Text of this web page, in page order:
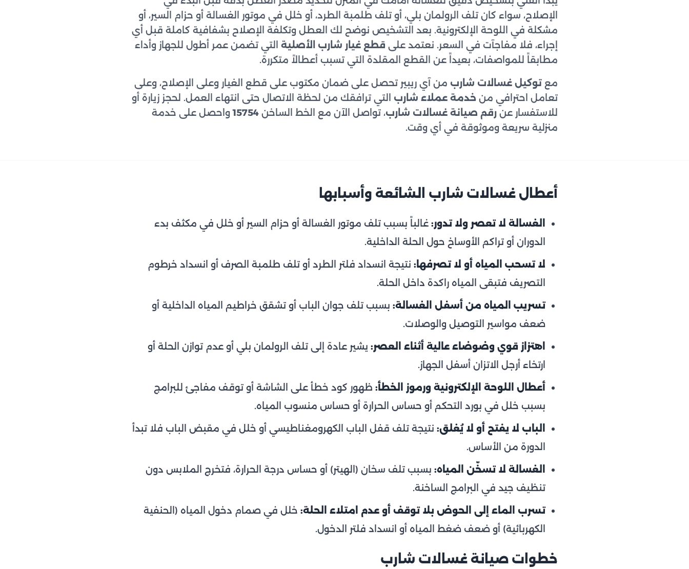
الإصلاح، سواء كان تلف الرولمان بلي، أو تلف طلمبة الطرد، أو خلل في موتور الغسالة أو حزام السير، أو
مشكلة في اللوحة الإلكترونية. بعد التشخيص نوضح لك العطل وتكلفة الإصلاح بشفافية كاملة قبل أي
إجراء، فلا مفاجآت في السعر. نعتمد على قطع غيار شارب الأصلية التي تضمن عمر أطول للجهاز وأداء
مطابقاً للمواصفات، بعيداً عن القطع المقلدة التي تسبب أعطالاً متكررة.
مع توكيل غسالات شارب من آي ريبير تحصل على ضمان مكتوب على قطع الغيار وعلى الإصلاح، وعلى
تعامل احترافي من خدمة عملاء شارب التي ترافقك من لحظة الاتصال حتى انتهاء العمل. لحجز زيارة أو
للاستفسار عن رقم صيانة غسالات شارب، تواصل الآن مع الخط الساخن 15754واحصل على خدمة
منزلية سريعة وموثوقة في أي وقت.
أعطال غسالات شارب الشائعة وأسبابها
الغسالة لا تعصر ولا تدور: غالباً بسبب تلف موتور الغسالة أو حزام السير أو خلل في مكثف بدء
الدوران أو تراكم الأوساخ حول الحلة الداخلية.
لا تسحب المياه أو لا تصرفها: نتيجة انسداد فلتر الطرد أو تلف طلمبة الصرف أو انسداد خرطوم
التصريف فتبقى المياه راكدة داخل الحلة.
تسريب المياه من أسفل الغسالة: بسبب تلف جوان الباب أو تشقق خراطيم المياه الداخلية أو
ضعف مواسير التوصيل والوصلات.
اهتزاز قوي وضوضاء عالية أثناء العصر: يشير عادة إلى تلف الرولمان بلي أو عدم توازن الحلة أو
ارتخاء أرجل الاتزان أسفل الجهاز.
أعطال اللوحة الإلكترونية ورموز الخطأ: ظهور كود خطأ على الشاشة أو توقف مفاجئ للبرامج
بسبب خلل في بورد التحكم أو حساس الحرارة أو حساس منسوب المياه.
الباب لا يفتح أو لا يُغلق: نتيجة تلف قفل الباب الكهرومغناطيسي أو خلل في مقبض الباب فلا تبدأ
الدورة من الأساس.
الغسالة لا تسخّن المياه: بسبب تلف سخان (الهيتر) أو حساس درجة الحرارة، فتخرج الملابس دون
تنظيف جيد في البرامج الساخنة.
تسرب الماء إلى الحوض بلا توقف أو عدم امتلاء الحلة: خلل في صمام دخول المياه (الحنفية
الكهربائية) أو ضعف ضغط المياه أو انسداد فلتر الدخول.
خطوات صيانة غسالات شارب